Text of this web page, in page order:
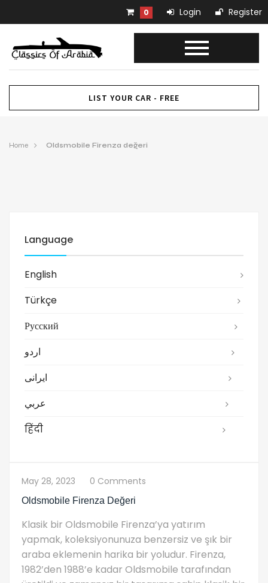
0 Login Register
LIST YOUR CAR - FREE
Home Oldsmobile Firenza değeri
Language
English
Türkçe
Русский
اردو
ایرانی
عربي
हिंदी
May 28, 2023 0 Comments
Oldsmobile Firenza Değeri
Klasik bir Oldsmobile Firenza’ya yatırım
yapmak, koleksiyonunuza benzersiz ve şık bir
araba eklemenin harika bir yoludur. Firenza,
1982’den 1988’e kadar Oldsmobile tarafından